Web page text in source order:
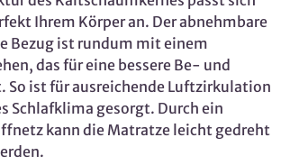
Ihrem Körper an. Der abnehmbare
Bezug ist rundum mit einem
das für eine bessere Be- und
So ist für ausreichende Luftzirkulation
Schlafklima gesorgt. Durch ein
kann die Matratze leicht gedreht